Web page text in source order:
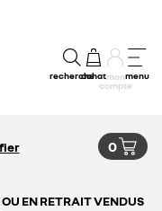
rechercheachatmon
compte
menu
0
EN RETRAIT VENDUS